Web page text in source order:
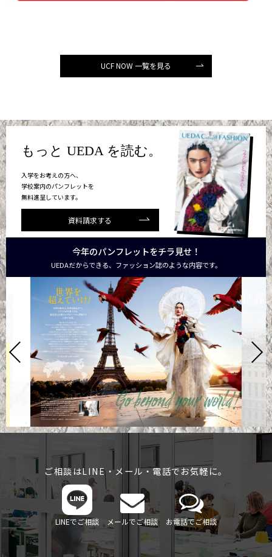
UCF NOW 一覧を見る
もっと UEDA を読む。
入学をお考えの方へ、
学校案内のパンフレットを
無料進呈しています。
資料請求する
今年のパンフレットをチラ見せ！
UEDAだからできる、ファッション誌のような内容です。
ご相談はLINE・メール・電話でお気軽に。
LINEでご相談 メールでご相談 お電話でご相談